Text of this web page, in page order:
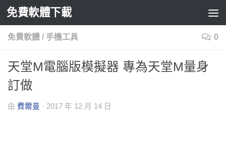
Skip to content
免費軟體下載
免費軟體 / 手機工具 0
天堂M電腦版模擬器 專為天堂M量身
訂做
由 費爾曼 · 2017 年 12 月 14 日